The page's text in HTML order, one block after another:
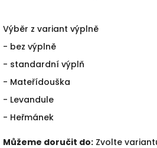
Výběr z variant výplně
- bez výplně
- standardní výplň
- Mateřídouška
- Levandule
- Heřmánek
Můžeme doručit do: Zvolte